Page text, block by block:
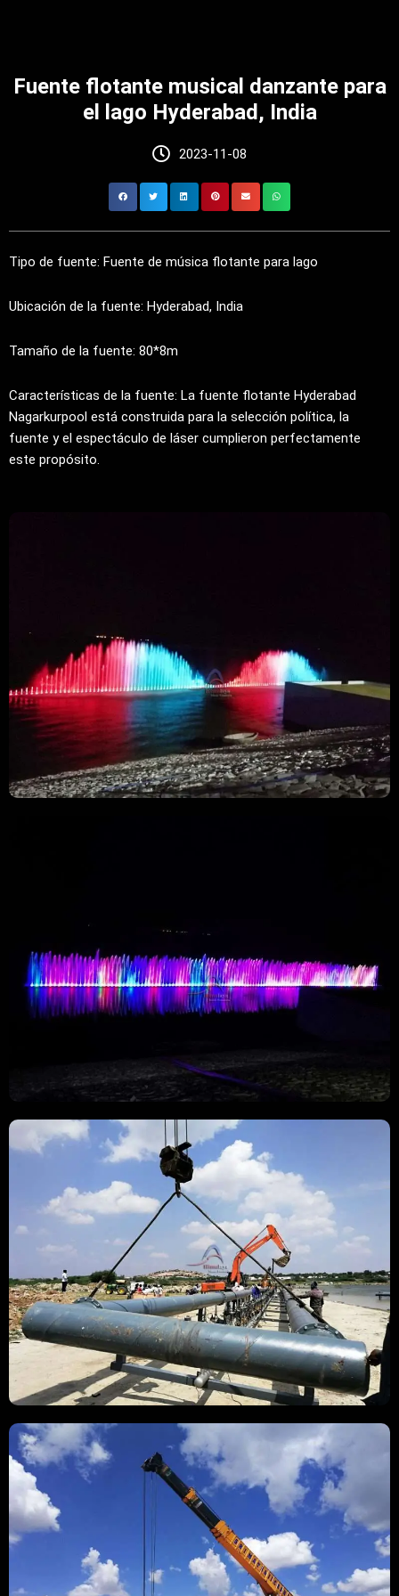
Fuente flotante musical danzante para
el lago Hyderabad, India
2023-11-08
Tipo de fuente: Fuente de música flotante para lago
Ubicación de la fuente: Hyderabad, India
Tamaño de la fuente: 80*8m
Características de la fuente: La fuente flotante Hyderabad
Nagarkurpool está construida para la selección política, la
fuente y el espectáculo de láser cumplieron perfectamente
este propósito.